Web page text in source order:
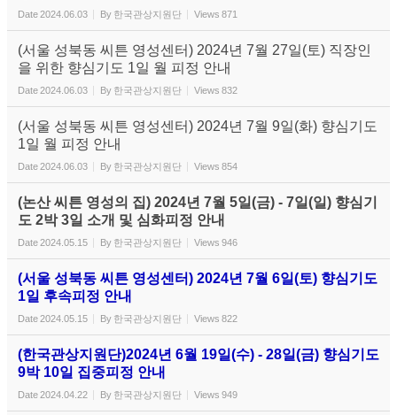
Date2024.06.03 By 한국관상지원단 Views 871
(서울 성북동 씨튼 영성센터) 2024년 7월 27일(토) 직장인
을 위한 향심기도 1일 월 피정 안내
Date2024.06.03 By 한국관상지원단 Views 832
(서울 성북동 씨튼 영성센터) 2024년 7월 9일(화) 향심기도
1일 월 피정 안내
Date2024.06.03 By 한국관상지원단 Views 854
(논산 씨튼 영성의 집) 2024년 7월 5일(금) - 7일(일) 향심기
도 2박 3일 소개 및 심화피정 안내
Date2024.05.15 By 한국관상지원단 Views 946
(서울 성북동 씨튼 영성센터) 2024년 7월 6일(토) 향심기도
1일 후속피정 안내
Date2024.05.15 By 한국관상지원단 Views 822
(한국관상지원단)2024년 6월 19일(수) - 28일(금) 향심기도
9박 10일 집중피정 안내
Date2024.04.22 By 한국관상지원단 Views 949